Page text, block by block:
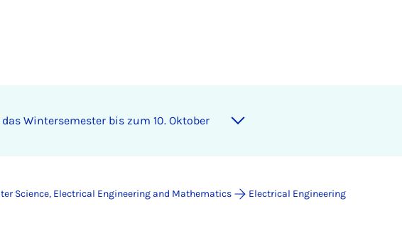
Wintersemester bis zum 10. Oktober
Science, Electrical Engineering and Mathematics Electrical Engineering